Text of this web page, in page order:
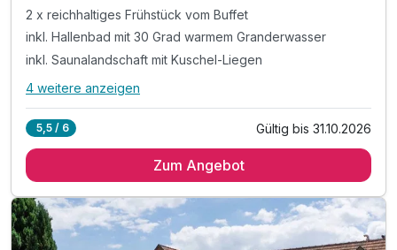
2 x reichhaltiges Frühstück vom Buffet
inkl. Hallenbad mit 30 Grad warmem Granderwasser
inkl. Saunalandschaft mit Kuschel-Liegen
Alle Inklusivleistungen
2 x reichhaltiges Frühstück vom Buffet
inkl. Saunalandschaft mit Kuschel-Liegen
inkl. Fahrradverleih (nach Verfügbarkeit)
4 weitere anzeigen
5,5 / 6 Gültig bis 31.10.2026
Zum Angebot